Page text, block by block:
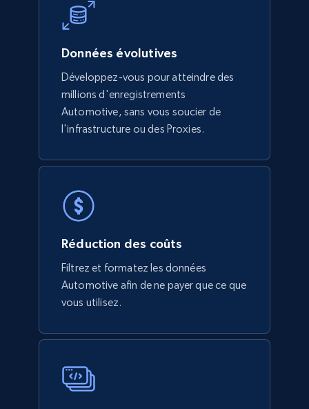
Données évolutives
Développez-vous pour atteindre des
millions d'enregistrements
Automotive, sans vous soucier de
l'infrastructure ou des Proxies.
Réduction des coûts
Filtrez et formatez les données
Automotive afin de ne payer que ce que
vous utilisez.